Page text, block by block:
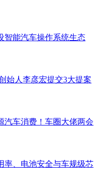
智能汽车操作系统生态
始人李彦宏提交3大提案
汽车消费！车圈大佬两会
率、电池安全与车规级芯